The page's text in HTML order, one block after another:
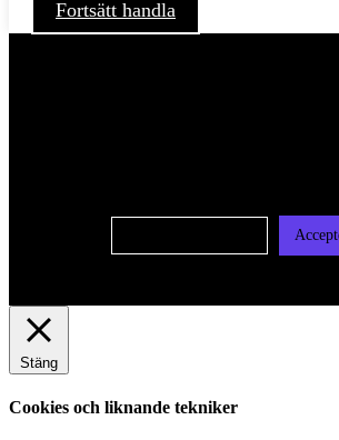
Fortsätt handla
Stäng
Cookies och liknande tekniker